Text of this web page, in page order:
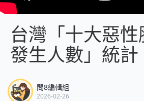
台灣「十大惡
發生人數」統計
問8編輯組
2026-02-26